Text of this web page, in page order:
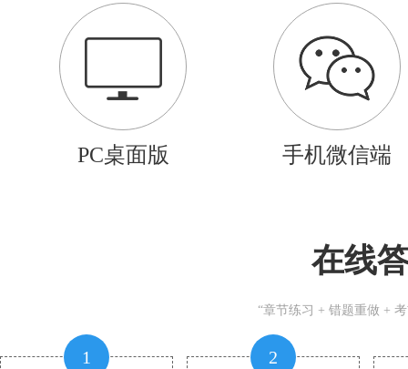
PC桌面版 手机微信端
在线
“章节练习 + 错题重做 +
1 2